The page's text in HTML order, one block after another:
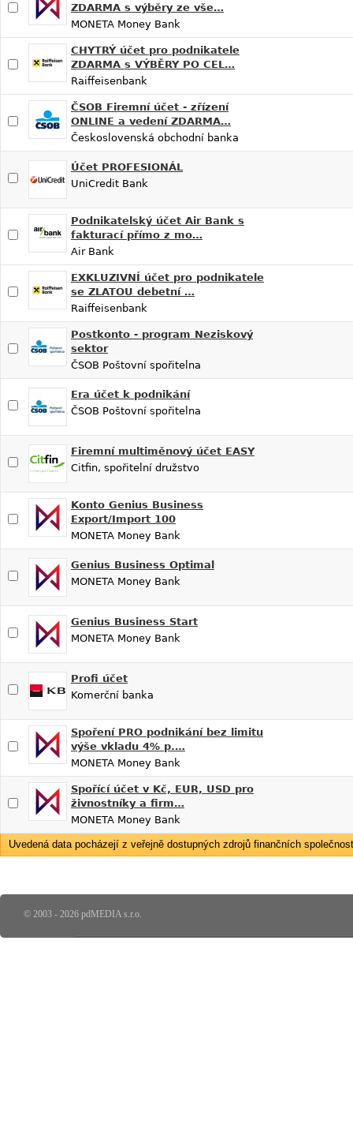
ZDARMA s výběry ze vše…
MONETA Money Bank
CHYTRÝ účet pro podnikatele
ZDARMA s VÝBĚRY PO CEL…
Raiffeisenbank
ČSOB Firemní účet - zřízení
ONLINE a vedení ZDARMA…
Československá obchodní banka
Účet PROFESIONÁL
UniCredit Bank
Podnikatelský účet Air Bank s
fakturací přímo z mo…
Air Bank
EXKLUZIVNÍ účet pro podnikatele
se ZLATOU debetní …
Raiffeisenbank
Postkonto - program Neziskový
sektor
ČSOB Poštovní spořitelna
Era účet k podnikání
ČSOB Poštovní spořitelna
Firemní multiměnový účet EASY
Citfin, spořitelní družstvo
Konto Genius Business
Export/Import 100
MONETA Money Bank
Genius Business Optimal
MONETA Money Bank
Genius Business Start
MONETA Money Bank
Profi účet
Komerční banka
Spoření PRO podnikání bez limitu
výše vkladu 4% p.…
MONETA Money Bank
Spořící účet v Kč, EUR, USD pro
živnostníky a firm…
MONETA Money Bank
Uvedená data pocházejí z veřejně dostupných zdrojů finančních
© 2003 - 2026 pdMEDIA s.r.o.